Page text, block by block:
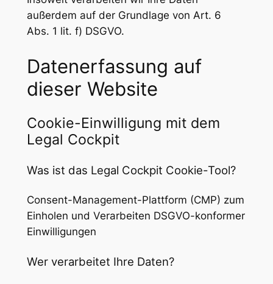
außerdem auf der Grundlage von Art. 6
Abs. 1 lit. f) DSGVO.
Datenerfassung auf
dieser Website
Cookie-Einwilligung mit dem
Legal Cockpit
Was ist das Legal Cockpit Cookie-Tool?
Consent-Management-Plattform (CMP) zum
Einholen und Verarbeiten DSGVO-konformer
Einwilligungen
Wer verarbeitet Ihre Daten?